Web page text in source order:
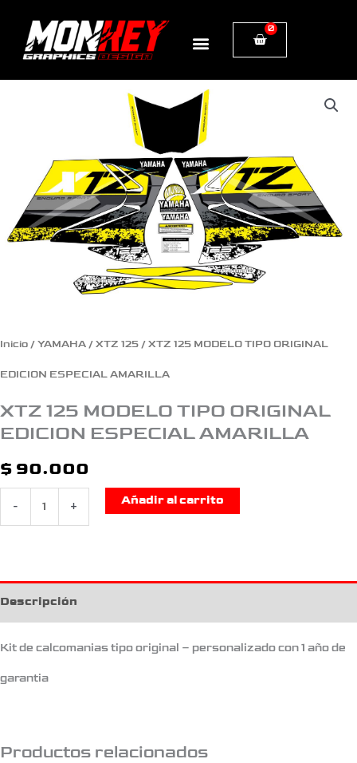
0
Cart
Inicio / YAMAHA / XTZ 125 / XTZ 125 MODELO TIPO ORIGINAL
EDICION ESPECIAL AMARILLA
XTZ 125 MODELO TIPO ORIGINAL
EDICION ESPECIAL AMARILLA
$ 90.000
-
ORIGINAL
EDICION
+
Añadir al carrito
Descripción
Kit de calcomanias tipo original – personalizado con 1 año de
garantia
Productos relacionados